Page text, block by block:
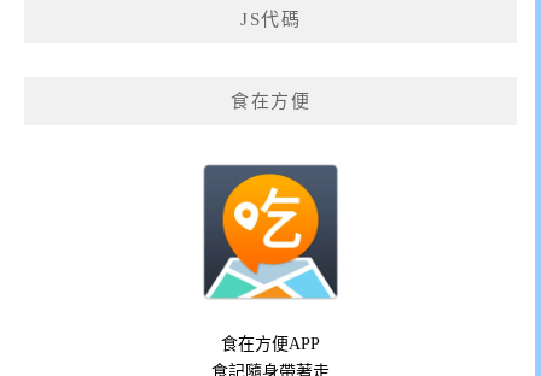
JS代碼
食在方便
食在方便APP
食記隨身帶著走